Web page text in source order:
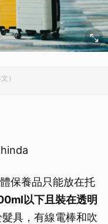
）
保養品只能放在托
以下且裝在透明
具，有線電棒和吹